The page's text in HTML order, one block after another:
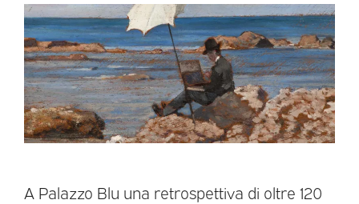
A Palazzo Blu una retrospettiva di oltre 120